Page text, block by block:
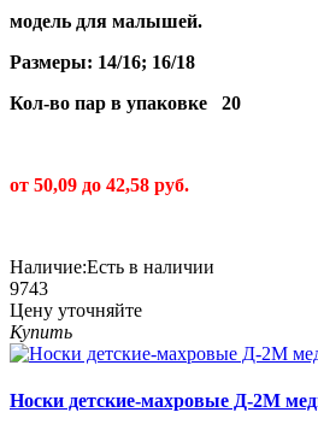
модель для малышей.
Размеры: 14/16; 16/18
Кол-во пар в упаковке 20
от 50,09 до 42,58 руб.
Наличие:Есть в наличии
9743
Цену уточняйте
Купить
Носки детские-махровые Д-2М